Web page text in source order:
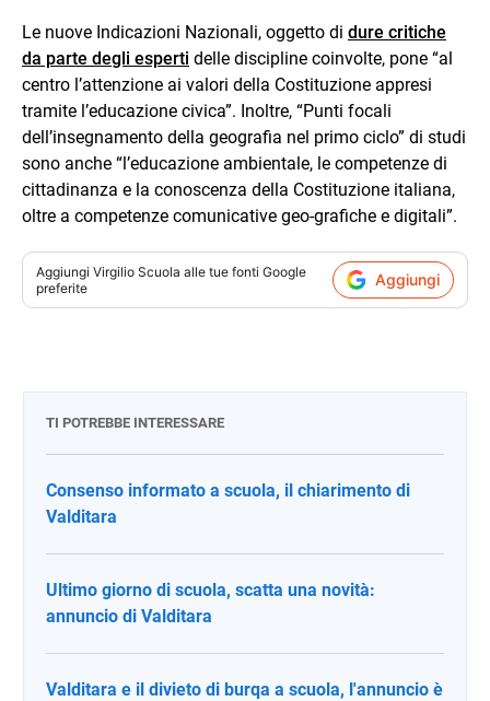
Le nuove Indicazioni Nazionali, oggetto di dure critiche
da parte degli esperti delle discipline coinvolte, pone “al
centro l’attenzione ai valori della Costituzione appresi
tramite l’educazione civica”. Inoltre, “Punti focali
dell’insegnamento della geografia nel primo ciclo” di studi
sono anche “l’educazione ambientale, le competenze di
cittadinanza e la conoscenza della Costituzione italiana,
oltre a competenze comunicative geo-grafiche e digitali”.
Aggiungi Virgilio Scuola alle tue fonti Google
preferite
Aggiungi
TI POTREBBE INTERESSARE
Consenso informato a scuola, il chiarimento di
Valditara
Ultimo giorno di scuola, scatta una novità:
annuncio di Valditara
Valditara e il divieto di burqa a scuola, l'annuncio è